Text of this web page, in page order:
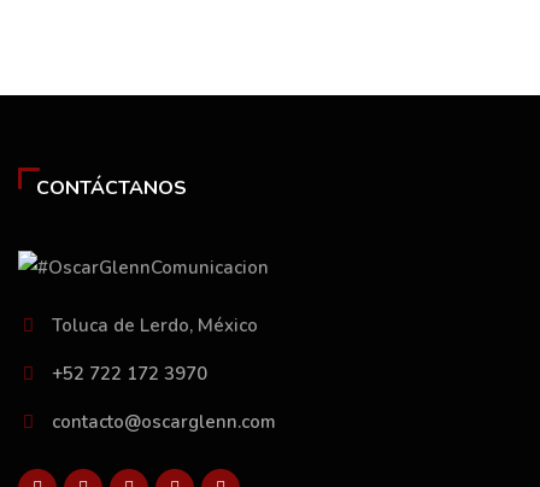
CONTÁCTANOS
Toluca de Lerdo, México
+52 722 172 3970
contacto@oscarglenn.com